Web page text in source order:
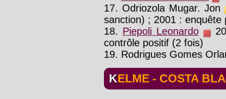
17. Odriozola Mugar. Jon
sanction) ; 2001 : enquête
18. Piepoli Leonardo
contrôle positif (2 fois)
19. Rodrigues Gomes
KELME - COSTA